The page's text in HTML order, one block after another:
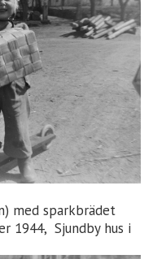
med sparkbrädet
1944, Sjundby hus i